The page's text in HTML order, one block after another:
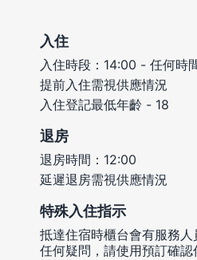
入住
入住時段：14:00 - 任何時
提前入住需視供應情況
入住登記最低年齡 - 18
退房
退房時間：12:00
延遲退房需視供應情況
特殊入住指示
抵達住宿時櫃台會有服務
任何疑問，請使用預訂確